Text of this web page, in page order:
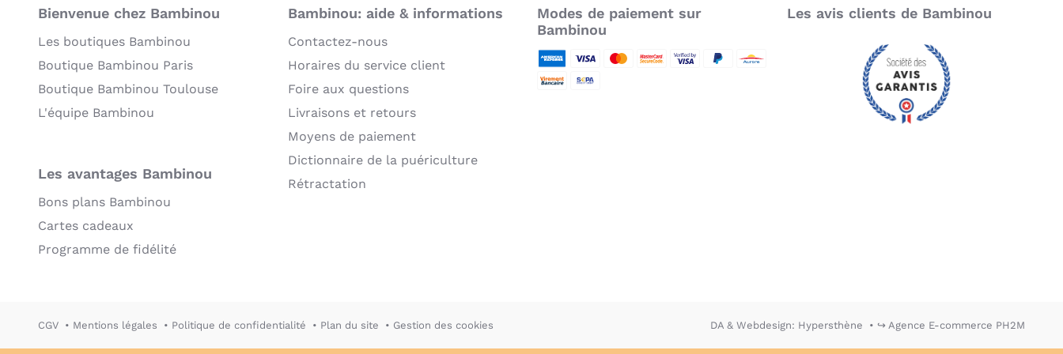
Bienvenue chez Bambinou
Les boutiques Bambinou
Boutique Bambinou Paris
Boutique Bambinou Toulouse
L'équipe Bambinou
Les avantages Bambinou
Bons plans Bambinou
Cartes cadeaux
Programme de fidélité
Bambinou: aide & informations
Contactez-nous
Horaires du service client
Foire aux questions
Livraisons et retours
Moyens de paiement
Dictionnaire de la puériculture
Rétractation
Modes de paiement sur
Bambinou
American Express
Visa
Les avis clients de Bambinou
CGV Mentions légales Politique de confidentialité Plan du site Gestion des cookies DA & Webdesign: Hypersthène ↪ Agence E-commerce PH2M